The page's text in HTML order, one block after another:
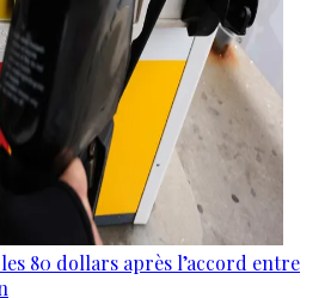
80 dollars après l’accord entre